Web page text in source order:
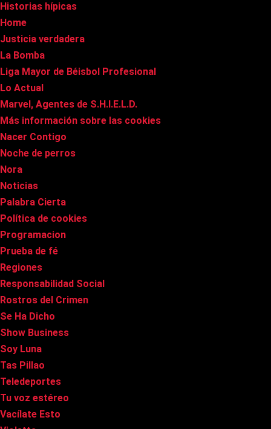
Historias hípicas
Home
Justicia verdadera
La Bomba
Liga Mayor de Béisbol Profesional
Lo Actual
Marvel, Agentes de S.H.I.E.L.D.
Más información sobre las cookies
Nacer Contigo
Noche de perros
Nora
Noticias
Palabra Cierta
Política de cookies
Programacion
Prueba de fé
Regiones
Responsabilidad Social
Rostros del Crimen
Se Ha Dicho
Show Business
Soy Luna
Tas Pillao
Teledeportes
Tu voz estéreo
Vacílate Esto